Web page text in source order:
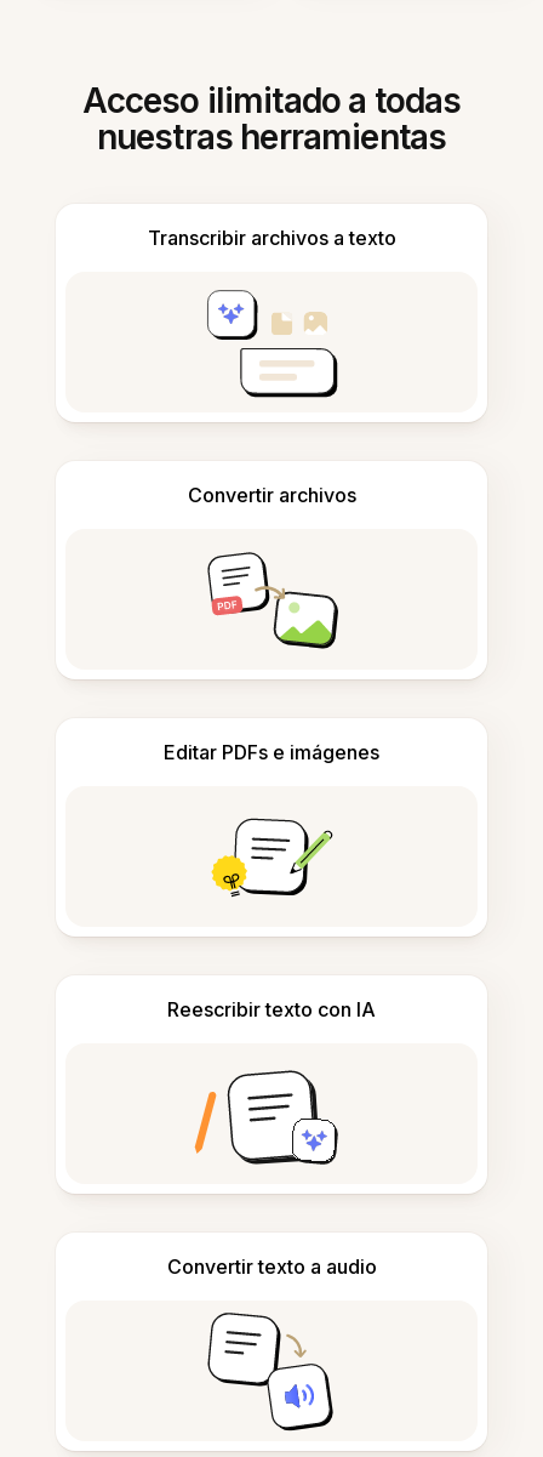
Acceso ilimitado a todas
nuestras herramientas
Transcribir archivos a texto
Convertir archivos
Editar PDFs e imágenes
Reescribir texto con IA
Convertir texto a audio